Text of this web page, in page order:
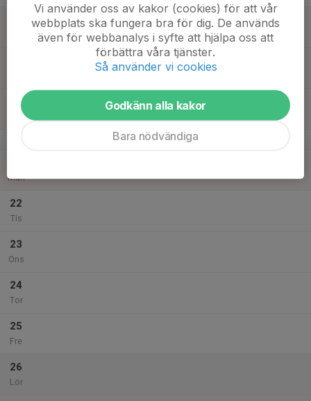
20
Sön
v.17
Mån
22
Tis
23
Ons
24
Tor
25
Fre
26
Lör
Vi använder oss av kakor (cookies) för att vår
webbplats ska fungera bra för dig. De används
även för webbanalys i syfte att hjälpa oss att
förbättra våra tjänster.
Så använder vi cookies
Godkänn alla kakor
Bara nödvändiga